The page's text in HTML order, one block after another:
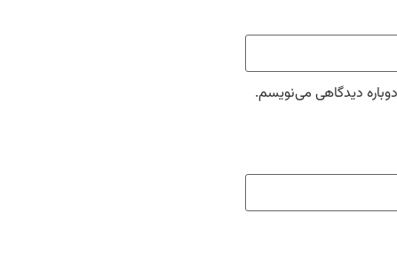
دیدگاهی می‌نویسم.